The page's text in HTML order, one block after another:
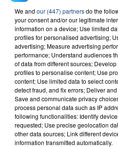
23 juillet 2026
INCENDIE MORTEL À
SON BÉBÉ ENTRE LA
Un homme s'est immolé
aspergé sa compagne et
d'un liquide inflammable.
We and our (447) partnersdo the
your consent and/or our legitimate
information on a device; Use limited
profiles for personalised advertising;
advertising; Measure advertising
performance; Understand audiences
of data from different sources;
profiles to personalise content; Use
content; Use limited data to select
detect fraud, and fix errors; Deliver
Save and communicate privacy
process personal data such as IP
following functionalities: Identify
requested; Use precise geolocation
other data sources; Link different
information transmitted automatically.